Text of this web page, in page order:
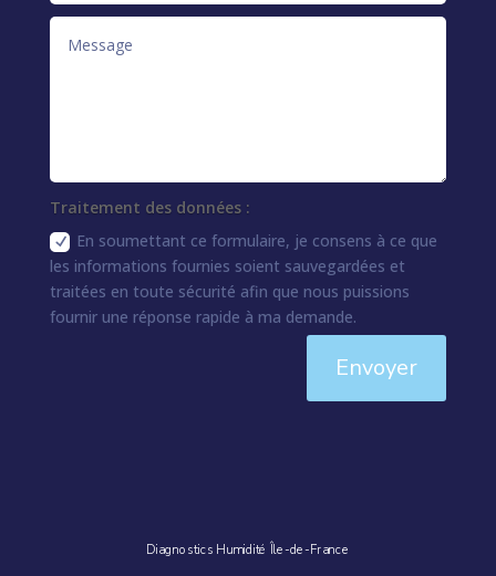
Traitement des données :
En soumettant ce formulaire, je consens à ce que
les informations fournies soient sauvegardées et
traitées en toute sécurité afin que nous puissions
fournir une réponse rapide à ma demande.
Envoyer
Diagnostics Humidité Île-de-France